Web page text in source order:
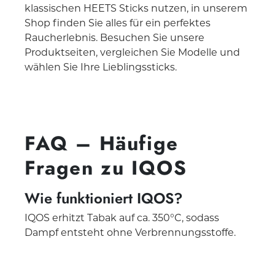
klassischen HEETS Sticks nutzen, in unserem
Shop finden Sie alles für ein perfektes
Raucherlebnis. Besuchen Sie unsere
Produktseiten, vergleichen Sie Modelle und
wählen Sie Ihre Lieblingssticks.
FAQ – Häufige
Fragen zu IQOS
Wie funktioniert IQOS?
IQOS erhitzt Tabak auf ca. 350°C, sodass
Dampf entsteht ohne Verbrennungsstoffe.